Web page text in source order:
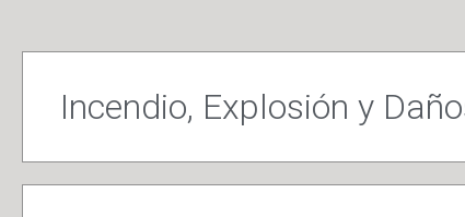
Incendio, Explosión y